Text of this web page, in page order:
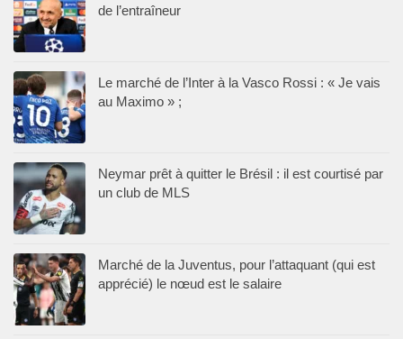
de l’entraîneur
Le marché de l’Inter à la Vasco Rossi : « Je vais
au Maximo » ;
Neymar prêt à quitter le Brésil : il est courtisé par
un club de MLS
Marché de la Juventus, pour l’attaquant (qui est
apprécié) le nœud est le salaire